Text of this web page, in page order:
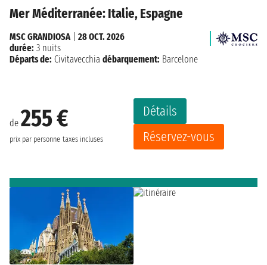
Mer Méditerranée: Italie, Espagne
de 255 €
prix par personne taxes incluses
Détails
Réservez-vous
MSC GRANDIOSA| 28 OCT. 2026
durée: 3 nuits
Départs de: Civitavecchia débarquement: Barcelone